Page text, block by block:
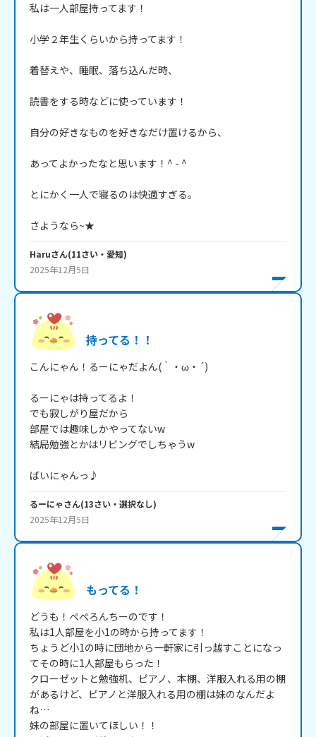
私は一人部屋持ってます！
小学２年生くらいから持ってます！
着替えや、睡眠、落ち込んだ時、
読書をする時などに使っています！
自分の好きなものを好きなだけ置けるから、
あってよかったなと思います！^ - ^
とにかく一人で寝るのは快適すぎる。
さようなら~★
Haruさん(11さい・ 愛知)
2025年12月5日
持ってる！！
こんにゃん！るーにゃだよん(｀・ω・´)
るーにゃは持ってるよ！
でも寂しがり屋だから
部屋では趣味しかやってないw
結局勉強とかはリビングでしちゃうw
ばいにゃんっ♪
るーにゃさん(13さい・ 選択なし)
2025年12月5日
もってる！
どうも！ぺぺろんちーのです！
私は1人部屋を小1の時から持ってます！
ちょうど小1の時に団地から一軒家に引っ越すことになっ
てその時に1人部屋もらった！
クローゼットと勉強机、ピアノ、本棚、洋服入れる用の棚
があるけど、ピアノと洋服入れる用の棚は妹のなんだよ
ね…
妹の部屋に置いてほしい！！